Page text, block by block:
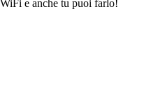
e anche tu puoi farlo!